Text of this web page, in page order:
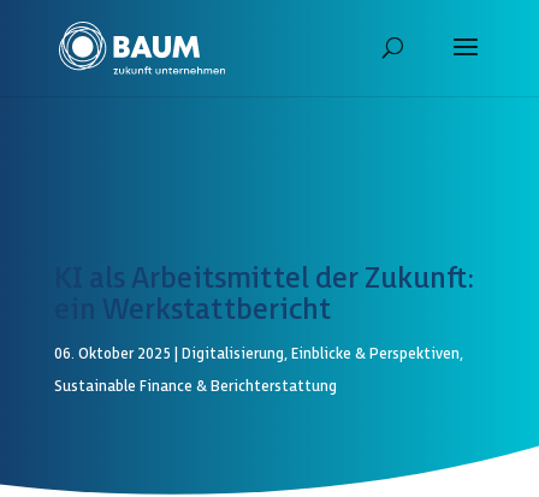
KI als Arbeitsmittel der Zukunft:
ein Werkstattbericht
06. Oktober 2025 Digitalisierung, Einblicke & Perspektiven,
Sustainable Finance & Berichterstattung